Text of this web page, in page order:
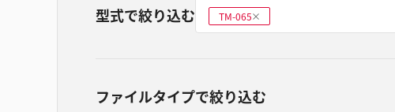
型式で絞り込む 型式を選ぶ
TM-065削
除
ファイルタイプで絞り込む